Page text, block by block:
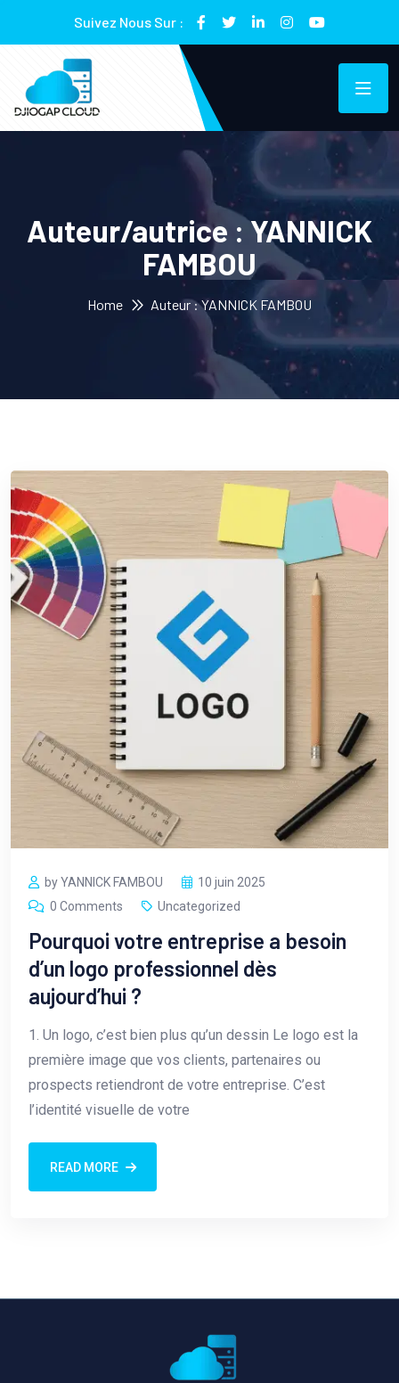
Suivez Nous Sur :
Auteur/autrice :YANNICK
FAMBOU
Home Auteur : YANNICK FAMBOU
by YANNICK FAMBOU
10 juin 2025
0 Comments
Uncategorized
Pourquoi votre entreprise a besoin
d’un logo professionnel dès
aujourd’hui ?
1. Un logo, c’est bien plus qu’un dessin Le logo est la
première image que vos clients, partenaires ou
prospects retiendront de votre entreprise. C’est
l’identité visuelle de votre
READ MORE